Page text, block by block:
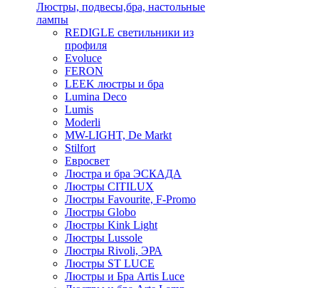
Люстры, подвесы,бра, настольные
лампы
REDIGLE светильники из
профиля
Evoluce
FERON
LEEK люстры и бра
Lumina Deco
Lumis
Moderli
MW-LIGHT, De Markt
Stilfort
Евросвет
Люстра и бра ЭСКАДА
Люстры CITILUX
Люстры Favourite, F-Promo
Люстры Globo
Люстры Kink Light
Люстры Lussole
Люстры Rivoli, ЭРА
Люстры ST LUCE
Люстры и Бра Artis Luce